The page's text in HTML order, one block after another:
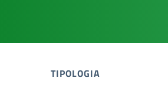
TIPOLOGIA